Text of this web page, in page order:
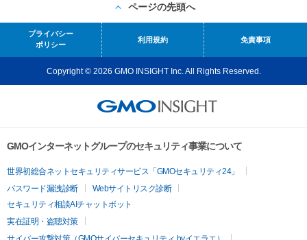
ページの先頭へ
プライバシー
ポリシー
利用規約 免責事項
Copyright © 2026 GMO INSIGHT Inc. All Rights Reserved.
GMOインターネットグループのセキュリティ事業について
世界初総合ネットセキュリティサービス「GMOセキュリティ24」
パスワード漏洩診断
Webサイトリスク診断
セキュリティ相談AIチャットボット
実在証明・盗聴対策